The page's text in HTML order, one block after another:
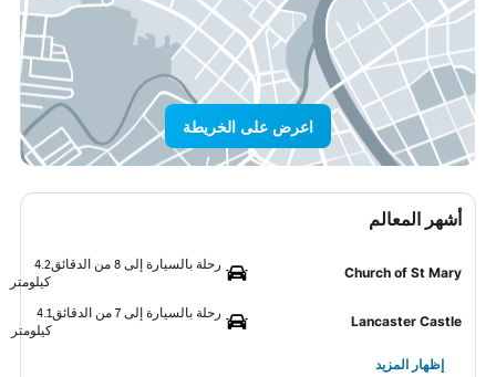
اعرض على الخريطة
أشهر المعالم
Church of St Mary
رحلة بالسيارة إلى 8 من الدقائق
4.2
كيلومتر
Lancaster Castle
رحلة بالسيارة إلى 7 من الدقائق
4.1
كيلومتر
إظهار المزيد